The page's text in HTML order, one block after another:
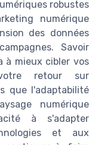
robustes
numérique
des données
Savoir
à mieux cibler vos
retour sur
que l'adaptabilité
numérique
à s'adapter
et aux